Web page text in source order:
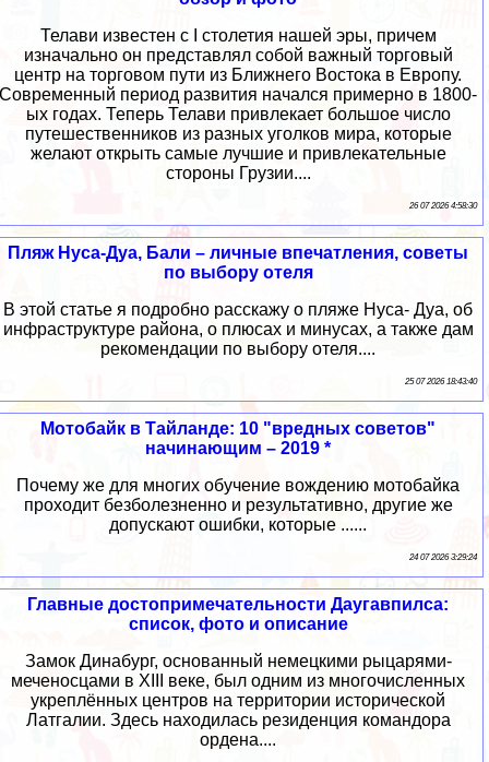
Телави известен с I столетия нашей эры, причем
изначально он представлял собой важный торговый
центр на торговом пути из Ближнего Востока в Европу.
Современный период развития начался примерно в 1800-
ых годах. Теперь Телави привлекает большое число
путешественников из разных уголков мира, которые
желают открыть самые лучшие и привлекательные
стороны Грузии....
26 07 2026 4:58:30
Пляж Нуса-Дуа, Бали – личные впечатления, советы
по выбору отеля
В этой статье я подробно расскажу о пляже Нуса- Дуа, об
инфраструктуре района, о плюсах и минусах, а также дам
рекомендации по выбору отеля....
25 07 2026 18:43:40
Мотобайк в Тайланде: 10 "вредных советов"
начинающим – 2019 *
Почему же для многих обучение вождению мотобайка
проходит безболезненно и результативно, другие же
допускают ошибки, которые ......
24 07 2026 3:29:24
Главные достопримечательности Даугавпилса:
список, фото и описание
Замок Динабург, основанный немецкими рыцарями-
меченосцами в XIII веке, был одним из многочисленных
укреплённых центров на территории исторической
Латгалии. Здесь находилась резиденция командора
ордена....